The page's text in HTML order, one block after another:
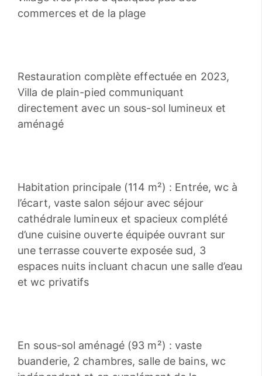
commerces et de la plage
Restauration complète effectuée en 2023,
Villa de plain-pied communiquant
directement avec un sous-sol lumineux et
aménagé
Habitation principale (114 m²) : Entrée, wc à
l’écart, vaste salon séjour avec séjour
cathédrale lumineux et spacieux complété
d’une cuisine ouverte équipée ouvrant sur
une terrasse couverte exposée sud, 3
espaces nuits incluant chacun une salle d’eau
et wc privatifs
En sous-sol aménagé (93 m²) : vaste
buanderie, 2 chambres, salle de bains, wc